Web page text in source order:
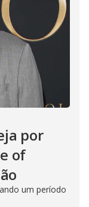
por
of
um período